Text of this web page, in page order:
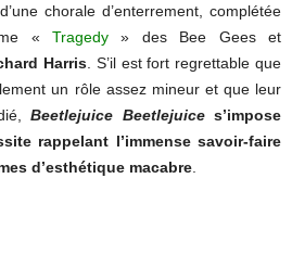
chorale d’enterrement, complétée
« Tragedy » des Bee Gees et
Harris. S’il est fort regrettable que
un rôle assez mineur et que leur
Beetlejuice Beetlejuices’impose
rappelant l’immense savoir-faire
d’esthétique macabre